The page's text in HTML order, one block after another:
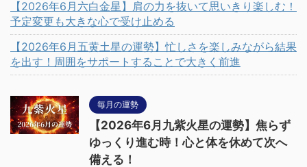
【2026年6月六白金星】肩の力を抜いて思いきり楽しむ！
予定変更も大きな心で受け止める
【2026年6月五黄土星の運勢】忙しさを楽しみながら結果
を出す！周囲をサポートすることで大きく前進
毎月の運勢
【2026年6月九紫火星の運勢】焦らず
ゆっくり進む時！心と体を休めて次へ
備える！